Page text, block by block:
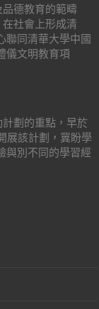
德教育的範疇
社會上形成清
聯同清華大學中國
儀文明教育項
計劃的重點，早於
展該計劃，冀盼學
與別不同的學習經